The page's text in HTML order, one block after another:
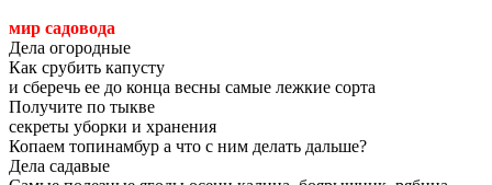
мир садовода
Дела огородные
Как срубить капусту
и сберечь ее до конца весны самые лежкие сорта
Получите по тыкве
секреты уборки и хранения
Копаем топинамбур а что с ним делать дальше?
Дела садавые